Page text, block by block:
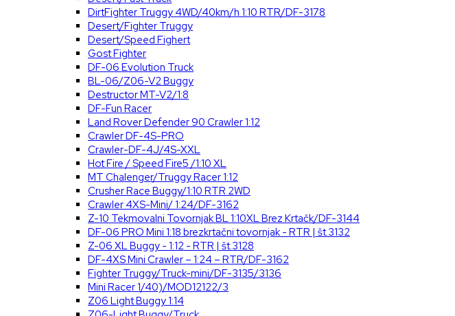
DirtFighter Truggy 4WD/40km/h 1:10 RTR/DF-3178
Desert/Fighter Truggy
Desert/Speed Fighert
Gost Fighter
DF-06 Evolution Truck
BL-06/Z06-V2 Buggy
Destructor MT-V2/1:8
DF-Fun Racer
Land Rover Defender 90 Crawler 1:12
Crawler DF-4S-PRO
Crawler-DF-4J/4S-XXL
Hot Fire / Speed Fire5 /1:10 XL
MT Chalenger/Truggy Racer 1:12
Crusher Race Buggy/1:10 RTR 2WD
Crawler 4XS-Mini/ 1:24/DF-3162
Z-10 Tekmovalni Tovornjak BL 1:10XL Brez Krtačk/DF-3144
DF-06 PRO Mini 1:18 brezkrtačni tovornjak - RTR | št.3132
Z-06 XL Buggy - 1:12 - RTR | št.3128
DF-4XS Mini Crawler – 1:24 – RTR/DF-3162
Fighter Truggy/Truck-mini/DF-3135/3136
Mini Racer 1/40)/MOD12122/3
Z06 Light Buggy 1:14